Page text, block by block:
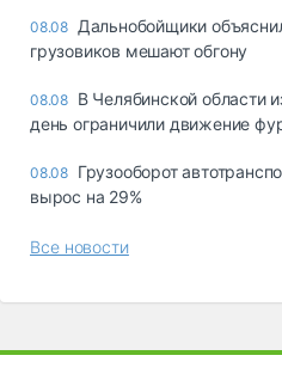
08.08 Дальнобойщики
грузовиков мешают обгону
08.08 В Челябинской области
день ограничили движение
08.08 Грузооборот
вырос на 29%
Все новости